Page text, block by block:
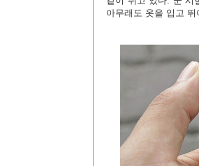
아무래도 옷을 입고